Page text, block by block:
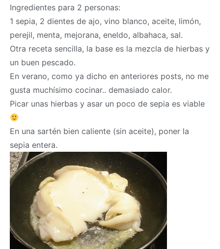
Ingredientes para 2 personas:
1 sepia, 2 dientes de ajo, vino blanco, aceite, limón,
perejil, menta, mejorana, eneldo, albahaca, sal.
Otra receta sencilla, la base es la mezcla de hierbas y
un buen pescado.
En verano, como ya dicho en anteriores posts, no me
gusta muchísimo cocinar.. demasiado calor.
Picar unas hierbas y asar un poco de sepia es viable
En una sartén bien caliente (sin aceite), poner la
sepia entera.